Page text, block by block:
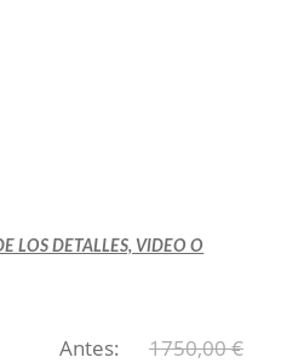
LOS DETALLES, VIDEO O
Antes: 1750,00 €